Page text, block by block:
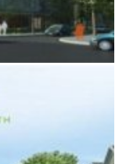
SƠN, H.BÌNH CHÁNH